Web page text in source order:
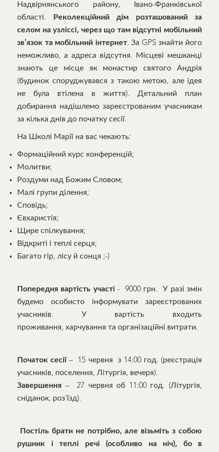
Надвірнянського району, Івано-Франківської
області.
Реколекційний дім розташований за
селом на узліссі, через що там відсутні мобільний
зв'язок та мобільний інтернет. За GPS знайти його
неможливо, а адреса відсутня. Місцеві мешканці
знають це місце як монастир святого Андрія
(будинок споруджувався з такою метою, але ідея
не була втілена в життя). Детальний план
добирання надішлемо зареєстрованим учасникам
за кілька днів до початку сесії.
На Школі Марії на вас чекають:
Формаційний курс конференцій;
Молитви;
Роздуми над Божим Словом;
Малі групи ділення;
Сповідь;
Євхаристія;
Щире спілкування;
Відкриті і теплі серця;
Багато гір, лісу й сонця ;-)
Попередня вартість участі- 9000 грн. У разі змін
будемо особисто інформувати зареєстрованих
учасників. У вартість входить
проживання, харчування та організаційні витрати.
Початок сесії– 15 червня з 14:00 год. (реєстрація
учасників, поселення, Літургія, вечеря).
Завершення – 27 червня об 11:00 год. (Літургія,
сніданок, роз'їзд).
Постіль брати не потрібно, але візьміть з собою
рушник і теплі речі (особливо на ніч), бо в